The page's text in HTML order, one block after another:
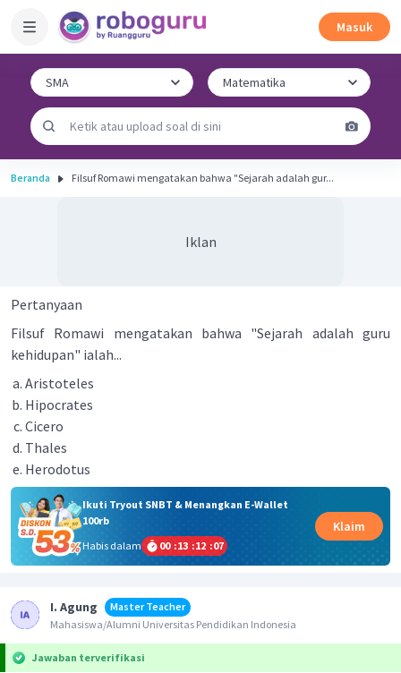
Masuk
Beranda Filsuf Romawi mengatakan bahwa "Sejarah adalah gur...
Iklan
Pertanyaan
Filsuf Romawi mengatakan bahwa "Sejarah adalah guru
kehidupan" ialah...
Aristoteles
Hipocrates
Cicero
Thales
Herodotus
Ikuti Tryout SNBT & Menangkan E-Wallet
100rb
Habis dalam
00 :13 :12 :07
Klaim
I. Agung
Master Teacher
Mahasiswa/Alumni Universitas Pendidikan Indonesia
Jawaban terverifikasi